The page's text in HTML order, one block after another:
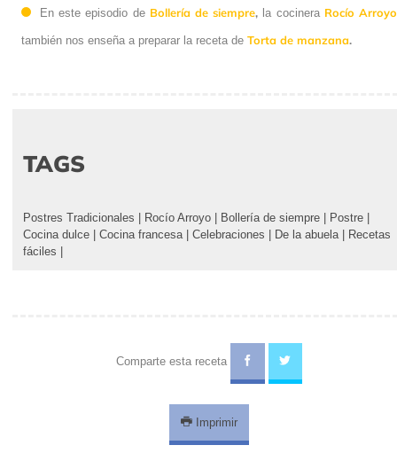
En este episodio de Bollería de siempre, la cocinera Rocío Arroyo
también nos enseña a preparar la receta de Torta de manzana.
TAGS
Postres Tradicionales Rocío Arroyo Bollería de siempre Postre
Cocina dulce
Cocina francesa Celebraciones De la abuela
Recetas
fáciles
Comparte esta receta
Imprimir